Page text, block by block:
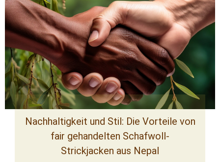
Nachhaltigkeit und Stil: Die Vorteile von
fair gehandelten Schafwoll-
Strickjacken aus Nepal